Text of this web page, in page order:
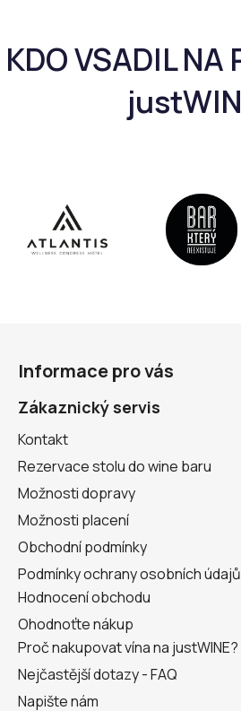
Informace pro vás
Zákaznický servis
Kontakt
Rezervace stolu do wine baru
Možnosti dopravy
Možnosti placení
Obchodní podmínky
Podmínky ochrany osobních údajů
Hodnocení obchodu
Ohodnoťte nákup
Proč nakupovat vína na justWINE?
Nejčastější dotazy - FAQ
Napište nám